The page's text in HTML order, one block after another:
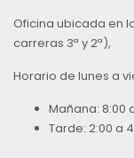
Oficina ubicada en
carreras 3ª y 2ª),
Horario de lunes a
Mañana: 8:00
Tarde: 2:00 a